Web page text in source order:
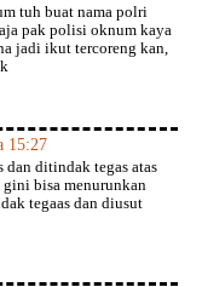
tuh buat nama polri
pak polisi oknum kaya
jadi ikut tercoreng kan,
15:27
ditindak tegas atas
bisa menurunkan
tegaas dan diusut